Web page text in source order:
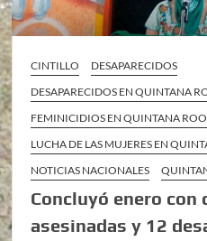
CINTILLO
DESAPARECIDOS
DESAPARECIDOS EN QUINTANA
FEMINICIDIOS EN QUINTANA ROO
LUCHA DE LAS MUJERES EN
NOTICIAS NACIONALES
Concluyó enero con
asesinadas y 12